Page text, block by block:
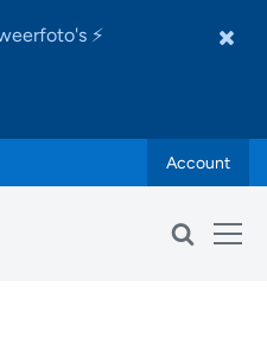
⚡
Account